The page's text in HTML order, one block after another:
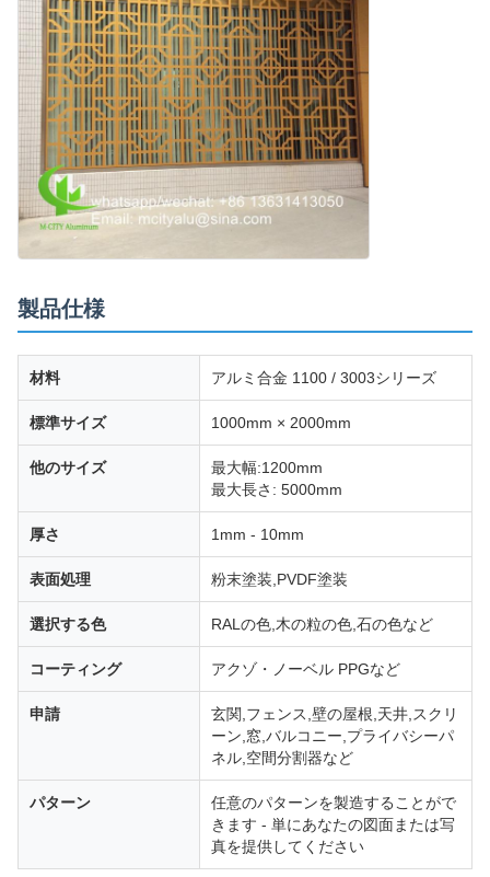
製品仕様
材料 アルミ合金 1100 / 3003シリーズ
標準サイズ 1000mm × 2000mm
他のサイズ
最大幅:1200mm
最大長さ: 5000mm
厚さ 1mm - 10mm
表面処理 粉末塗装,PVDF塗装
選択する色 RALの色,木の粒の色,石の色など
コーティング アクゾ・ノーベル PPGなど
申請
玄関,フェンス,壁の屋根,天井,スクリ
ーン,窓,バルコニー,プライバシーパ
ネル,空間分割器など
パターン
任意のパターンを製造することがで
きます - 単にあなたの図面または写
真を提供してください